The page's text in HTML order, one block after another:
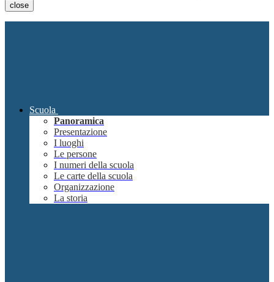
close
Scuola
Panoramica
Presentazione
I luoghi
Le persone
I numeri della scuola
Le carte della scuola
Organizzazione
La storia